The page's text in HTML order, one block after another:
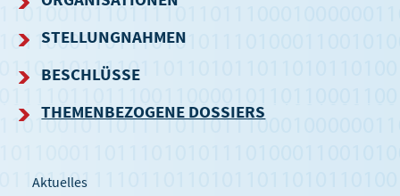
STELLUNGNAHMEN
BESCHLÜSSE
THEMENBEZOGENE DOSSIERS
Aktuelles